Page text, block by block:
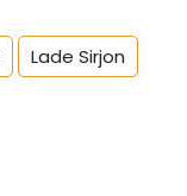
Lade Sirjon